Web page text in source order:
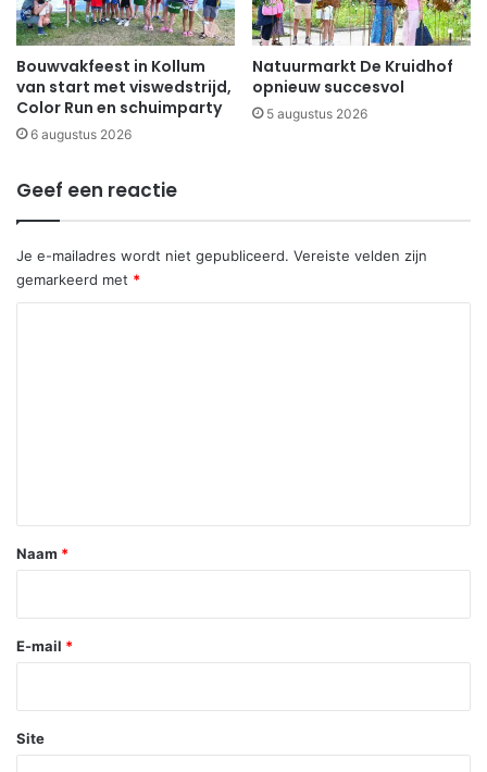
Bouwvakfeest in Kollum
van start met viswedstrijd,
Color Run en schuimparty
6 augustus 2026
Natuurmarkt De Kruidhof
opnieuw succesvol
5 augustus 2026
Geef een reactie
Je e-mailadres wordt niet gepubliceerd. Vereiste velden zijn
gemarkeerd met *
*
Naam *
E-mail *
Site